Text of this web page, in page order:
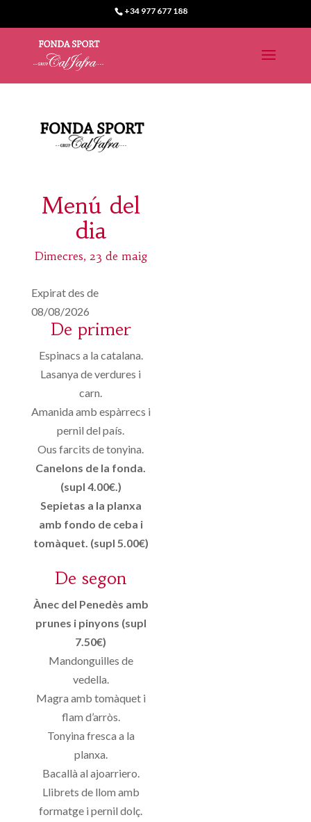
+34 977 677 188
Menú del
dia
Dimecres, 23 de maig
Expirat des de
08/08/2026
De primer
Espinacs a la catalana.
Lasanya de verdures i
carn.
Amanida amb espàrrecs i
pernil del país.
Ous farcits de tonyina.
Canelons de la fonda.
(supl 4.00€.)
Sepietas a la planxa
amb fondo de ceba i
tomàquet. (supl 5.00€)
De segon
Ànec del Penedès amb
prunes i pinyons (supl
7.50€)
Mandonguilles de
vedella.
Magra amb tomàquet i
flam d’arròs.
Tonyina fresca a la
planxa.
Bacallà al ajoarriero.
Llibrets de llom amb
formatge i pernil dolç.